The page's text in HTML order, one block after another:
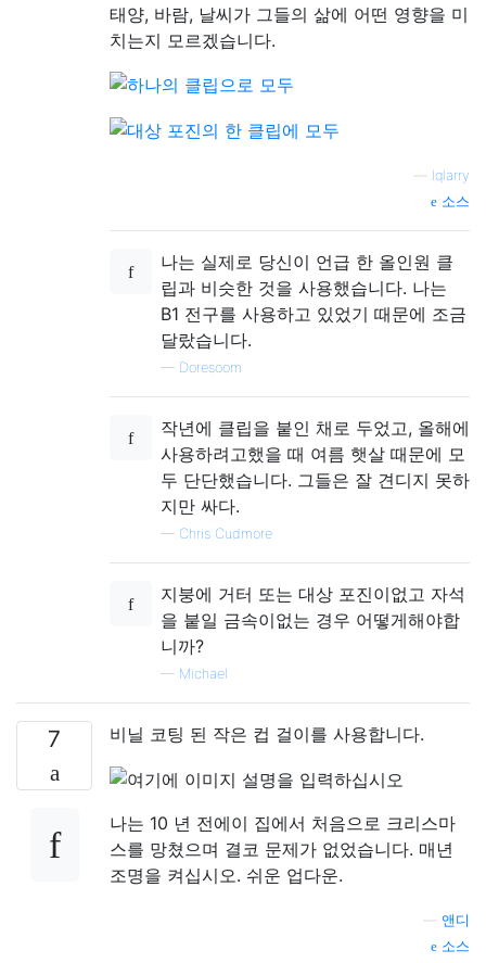
태양, 바람, 날씨가 그들의 삶에 어떤 영향을 미
치는지 모르겠습니다.
lqlarry
소스
나는 실제로 당신이 언급 한 올인원 클
립과 비슷한 것을 사용했습니다. 나는
B1 전구를 사용하고 있었기 때문에 조금
달랐습니다.
— Doresoom
작년에 클립을 붙인 채로 두었고, 올해에
사용하려고했을 때 여름 햇살 때문에 모
두 단단했습니다. 그들은 잘 견디지 못하
지만 싸다.
— Chris Cudmore
지붕에 거터 또는 대상 포진이없고 자석
을 붙일 금속이없는 경우 어떻게해야합
니까?
— Michael
7 비닐 코팅 된 작은 컵 걸이를 사용합니다.
나는 10 년 전에이 집에서 처음으로 크리스마
스를 망쳤으며 결코 문제가 없었습니다. 매년
조명을 켜십시오. 쉬운 업다운.
앤디
소스